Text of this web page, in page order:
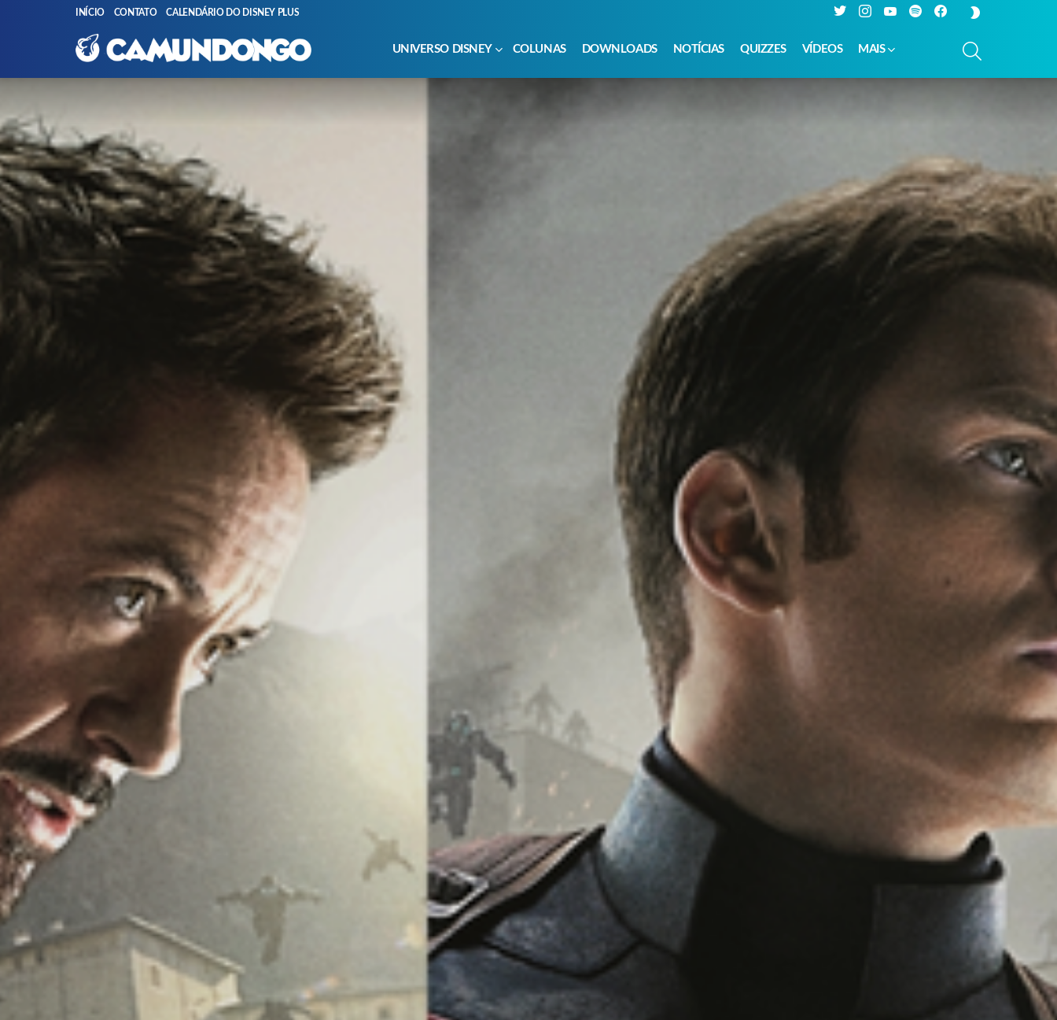
INÍCIO CONTATO CALENDÁRIO DO DISNEY PLUS
TwitterInstagramYouTubeSpotify Facebook
UNIVERSO DISNEY COLUNAS DOWNLOADS NOTÍCIAS QUIZZES VÍDEOS MAIS